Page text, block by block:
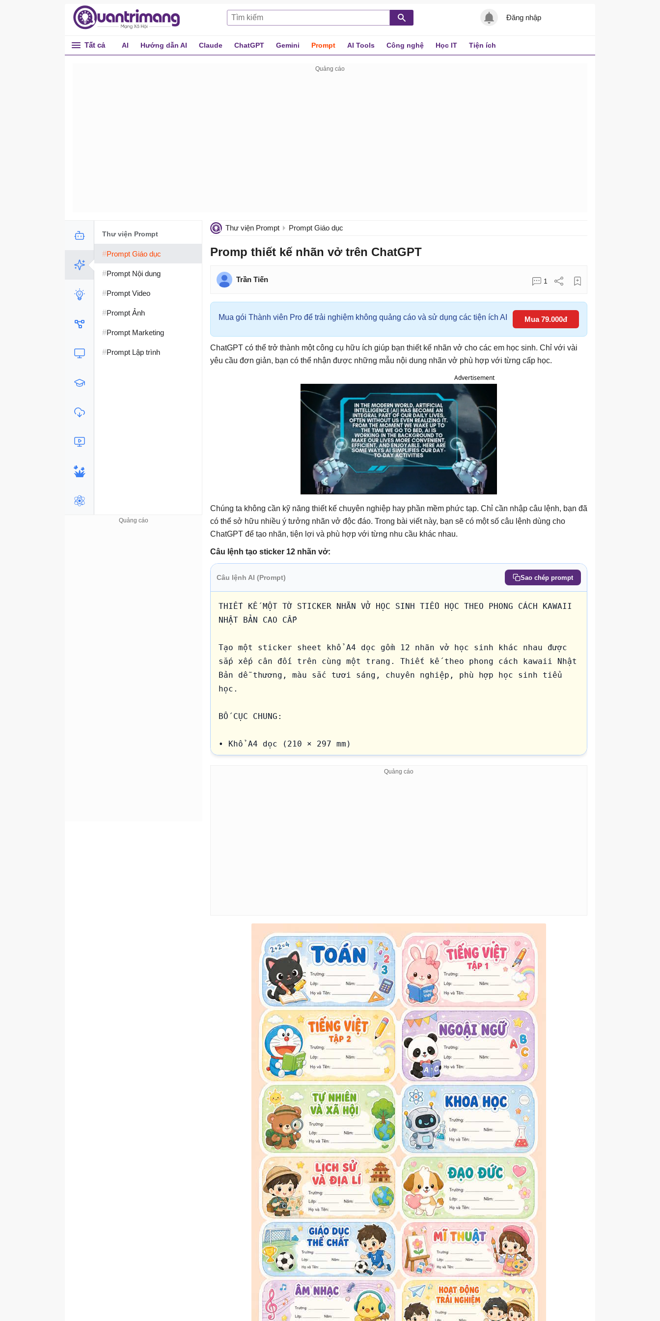
Đăng nhập
Tất cả AI Hướng dẫn AI Claude ChatGPT Gemini Prompt AI Tools Công nghệ Học IT Tiện ích
Thư viện Prompt Prompt Giáo dục
Promp thiết kế nhãn vở trên ChatGPT
Trần Tiến 1
Mua gói Thành viên Pro để trải nghiệm không quảng cáo và sử dụng các tiện ích AI Mua 79.000đ
ChatGPT có thể trở thành một công cụ hữu ích giúp bạn thiết kế nhãn vở cho các em học sinh. Chỉ với vài
yêu cầu đơn giản, bạn có thể nhận được những mẫu nội dung nhãn vở phù hợp với từng cấp học.
Advertisement
Chúng ta không cần kỹ năng thiết kế chuyên nghiệp hay phần mềm phức tạp. Chỉ cần nhập câu lệnh, bạn đã
có thể sở hữu nhiều ý tưởng nhãn vở độc đáo. Trong bài viết này, bạn sẽ có một số câu lệnh dùng cho
ChatGPT để tạo nhãn, tiện lợi và phù hợp với từng nhu cầu khác nhau.
Câu lệnh tạo sticker 12 nhãn vở:
Câu lệnh AI (Prompt) Sao chép prompt
THIẾT KẾ MỘT TỜ STICKER NHÃN VỞ HỌC SINH TIỂU HỌC THEO PHONG CÁCH KAWAII
NHẬT BẢN CAO CẤP
Tạo một sticker sheet khổ A4 dọc gồm 12 nhãn vở học sinh khác nhau được
sắp xếp cân đối trên cùng một trang. Thiết kế theo phong cách kawaii Nhật
Bản dễ thương, màu sắc tươi sáng, chuyên nghiệp, phù hợp học sinh tiểu
học.
BỐ CỤC CHUNG:
• Khổ A4 dọc (210 × 297 mm)
DANH SÁCH MÔN HỌC:
TIẾNG VIỆT TẬP 1
TIẾNG VIỆT TẬP 2
TỰ NHIÊN VÀ XÃ HỘI
LỊCH SỬ VÀ ĐỊA LÍ
GIÁO DỤC THỂ CHẤT
HOẠT ĐỘNG TRẢI NGHIỆM
TRÊN MỖI NHÃN BAO GỒM:
Thư viện Prompt
#Prompt Giáo dục
#Prompt Nội dung
#Prompt Video
#Prompt Ảnh
#Prompt Marketing
#Prompt Lập trình